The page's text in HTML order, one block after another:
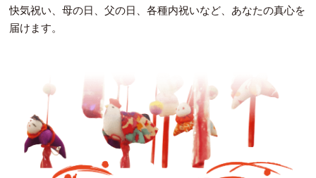
快気祝い、母の日、父の日、各種内祝いなど、あなたの真心を
届けます。